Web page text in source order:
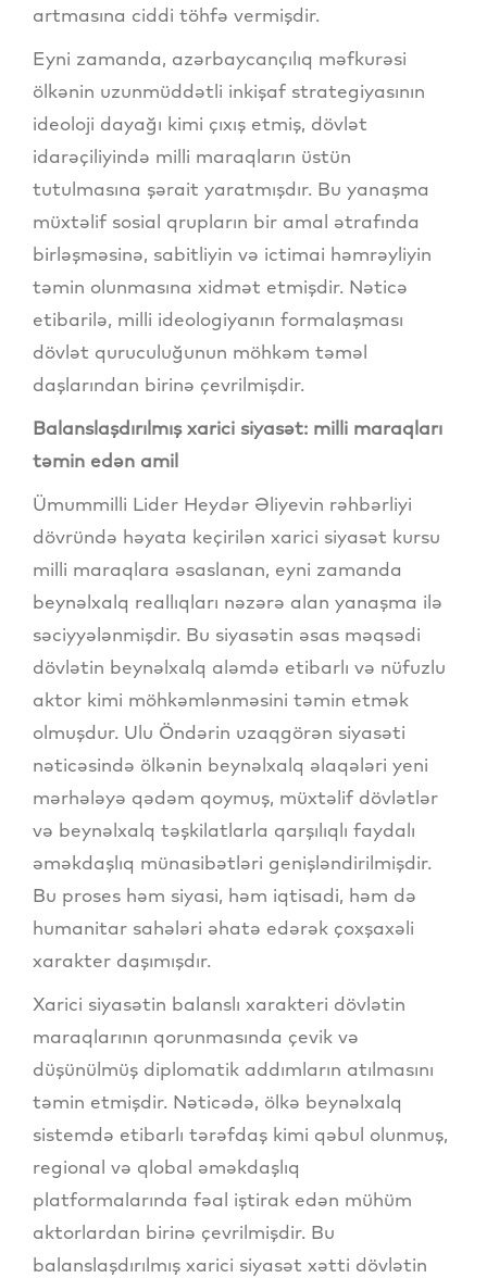
artmasına ciddi töhfə vermişdir.
Eyni zamanda, azərbaycançılıq məfkurəsi
ölkənin uzunmüddətli inkişaf strategiyasının
ideoloji dayağı kimi çıxış etmiş, dövlət
idarəçiliyində milli maraqların üstün
tutulmasına şərait yaratmışdır. Bu yanaşma
müxtəlif sosial qrupların bir amal ətrafında
birləşməsinə, sabitliyin və ictimai həmrəyliyin
təmin olunmasına xidmət etmişdir. Nəticə
etibarilə, milli ideologiyanın formalaşması
dövlət quruculuğunun möhkəm təməl
daşlarından birinə çevrilmişdir.
Balanslaşdırılmış xarici siyasət: milli maraqları
təmin edən amil
Ümummilli Lider Heydər Əliyevin rəhbərliyi
dövründə həyata keçirilən xarici siyasət kursu
milli maraqlara əsaslanan, eyni zamanda
beynəlxalq reallıqları nəzərə alan yanaşma ilə
səciyyələnmişdir. Bu siyasətin əsas məqsədi
dövlətin beynəlxalq aləmdə etibarlı və nüfuzlu
aktor kimi möhkəmlənməsini təmin etmək
olmuşdur. Ulu Öndərin uzaqgörən siyasəti
nəticəsində ölkənin beynəlxalq əlaqələri yeni
mərhələyə qədəm qoymuş, müxtəlif dövlətlər
və beynəlxalq təşkilatlarla qarşılıqlı faydalı
əməkdaşlıq münasibətləri genişləndirilmişdir.
Bu proses həm siyasi, həm iqtisadi, həm də
humanitar sahələri əhatə edərək çoxşaxəli
xarakter daşımışdır.
Xarici siyasətin balanslı xarakteri dövlətin
maraqlarının qorunmasında çevik və
düşünülmüş diplomatik addımların atılmasını
təmin etmişdir. Nəticədə, ölkə beynəlxalq
sistemdə etibarlı tərəfdaş kimi qəbul olunmuş,
regional və qlobal əməkdaşlıq
platformalarında fəal iştirak edən mühüm
aktorlardan birinə çevrilmişdir. Bu
balanslaşdırılmış xarici siyasət xətti dövlətin